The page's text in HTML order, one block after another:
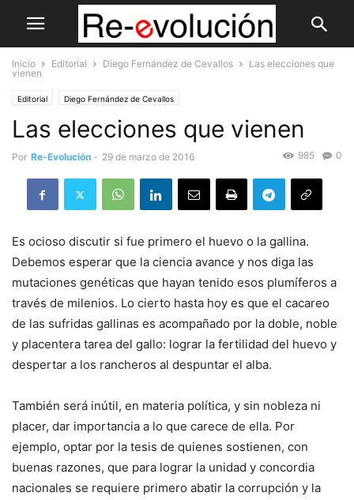
Inicio Editorial Diego Fernández de Cevallos
Las elecciones que
vienen
Editorial Diego Fernández de Cevallos
Las elecciones que vienen
Por Re-Evolución - 29 de marzo de 2016 0
985
Es ocioso discutir si fue primero el huevo o la gallina.
Debemos esperar que la ciencia avance y nos diga las
mutaciones genéticas que hayan tenido esos plumíferos a
través de milenios. Lo cierto hasta hoy es que el cacareo
de las sufridas gallinas es acompañado por la doble, noble
y placentera tarea del gallo: lograr la fertilidad del huevo y
despertar a los rancheros al despuntar el alba.
También será inútil, en materia política, y sin nobleza ni
placer, dar importancia a lo que carece de ella. Por
ejemplo, optar por la tesis de quienes sostienen, con
buenas razones, que para lograr la unidad y concordia
nacionales se requiere primero abatir la corrupción y la